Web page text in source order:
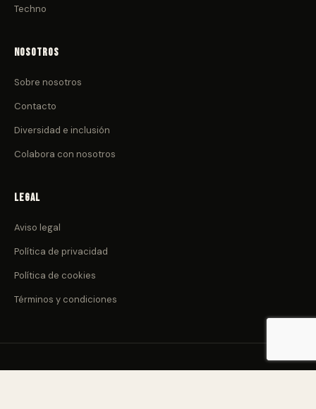
Techno
Nosotros
Sobre nosotros
Contacto
Diversidad e inclusión
Colabora con nosotros
Legal
Aviso legal
Política de privacidad
Política de cookies
Términos y condiciones